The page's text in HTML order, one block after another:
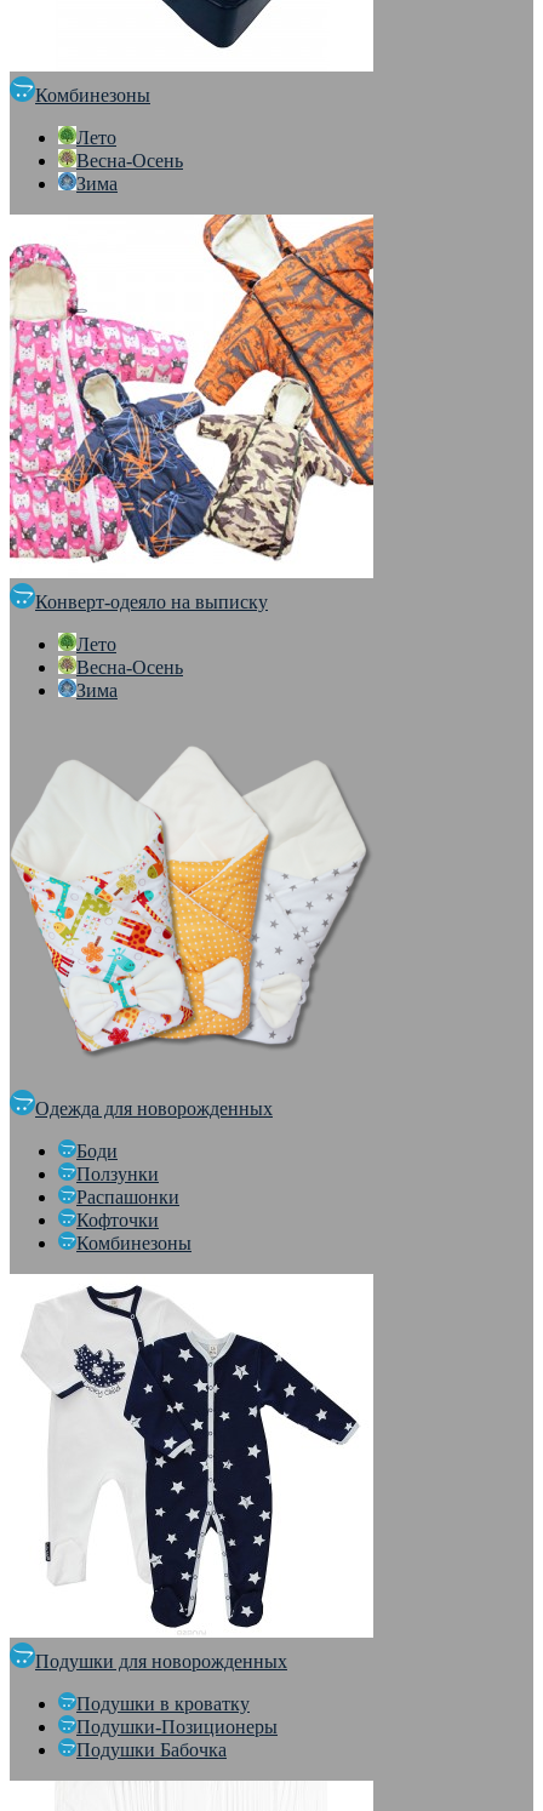
Комбинезоны
Лето
Весна-Осень
Зима
Конверт-одеяло на выписку
Лето
Весна-Осень
Зима
Одежда для новорожденных
Боди
Ползунки
Распашонки
Кофточки
Комбинезоны
Подушки для новорожденных
Подушки в кроватку
Подушки-Позиционеры
Подушки Бабочка